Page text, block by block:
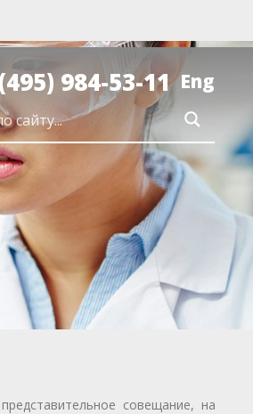
984-53-11 Eng
совещание, на